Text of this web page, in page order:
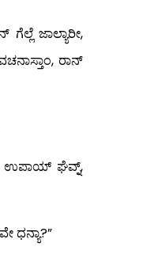
ಜಾಲ್ಯಾರೀ,
ರಾನ್
ಉಪಾಯ್ ಘೆವ್ನ್,
ಧನ್ಯಾ?”